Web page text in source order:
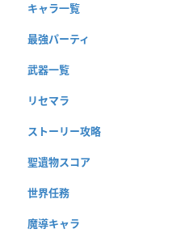
キャラ一覧
最強パーティ
武器一覧
リセマラ
ストーリー攻略
聖遺物スコア
世界任務
魔導キャラ